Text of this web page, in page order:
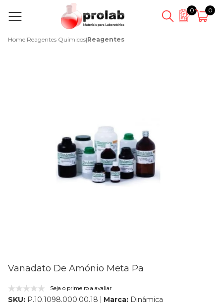
0 0
Home|Reagentes Químicos|Reagentes
Vanadato De Amónio Meta Pa
Seja o primeiro a avaliar
SKU: P.10.1098.000.00.18 Marca: Dinâmica